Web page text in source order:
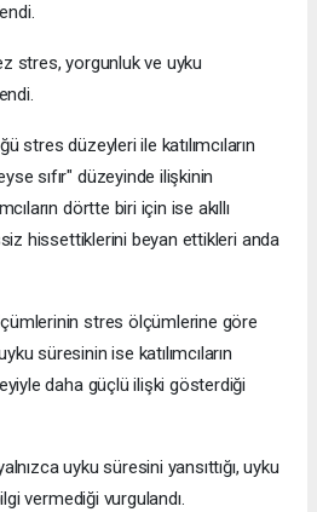
stres, yorgunluk ve uyku
stres düzeyleri ile katılımcıların
sıfır" düzeyinde ilişkinin
dörtte biri için ise akıllı
hissettiklerini beyan ettikleri anda
stres ölçümlerine göre
süresinin ise katılımcıların
daha güçlü ilişki gösterdiği
uyku süresini yansıttığı, uyku
vermediği vurgulandı.